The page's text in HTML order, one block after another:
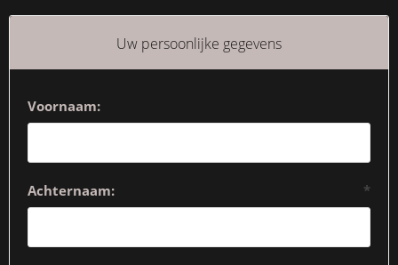
Uw persoonlijke gegevens
Voornaam:
Achternaam: *